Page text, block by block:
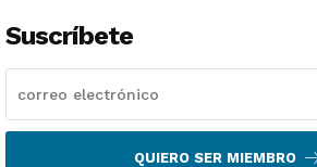
Suscríbete
QUIERO SER MIEMBRO